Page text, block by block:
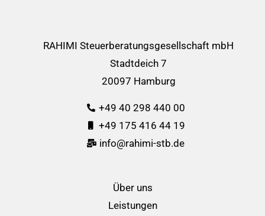
RAHIMI Steuerberatungsgesellschaft mbH
Stadtdeich 7
20097 Hamburg
+49 40 298 440 00
+49 175 416 44 19
info@rahimi-stb.de
Über uns
Leistungen